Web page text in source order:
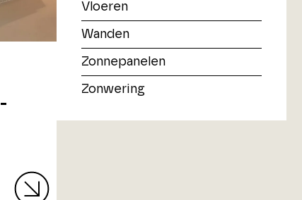
Vloeren
Wanden
Zonnepanelen
Zonwering